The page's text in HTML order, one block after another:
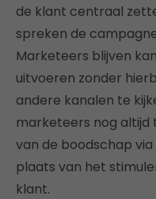
de klant centraal
spreken de
Marketeers blijven
uitvoeren zonder
andere kanalen te
marketeers nog altijd
van de boodschap
plaats van het
klant.